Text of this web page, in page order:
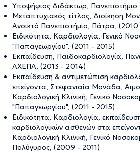
Υποψήφιος Διδάκτωρ,
Μεταπτυχιακός τίτλος, Διοίκηση
Ανοικτό Πανεπιστήμιο, Πάτρα,
Ειδικότητα, Καρδιολογία, Γενικό
"Παπαγεωργίου", (2011 - 2015)
Εκπαίδευση, Παιδοκαρδιολογία,
ΑΧΕΠΑ, (2013 - 2014)
Εκπαίδευση & αντιμετώπιση
επείγοντα, Στεφανιαία Μονάδα,
Καρδιολογική Κλινική, Γενικό
"Παπαγεωργίου", (2011 - 2015)
Ειδικότητα, Καρδιολογία,
καρδιολογικών ασθενών στα
Καρδιολογική Κλινική, Γενικό
Πολύγυρος, (2009 - 2011)